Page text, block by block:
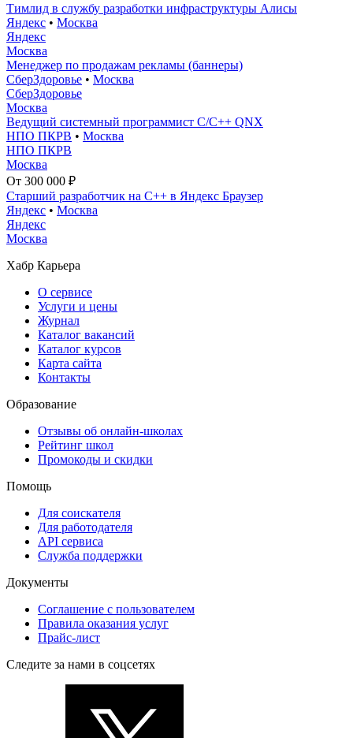
Тимлид в службу разработки инфраструктуры Алисы
Яндекс • Москва
Яндекс
Москва
Менеджер по продажам рекламы (баннеры)
СберЗдоровье • Москва
СберЗдоровье
Москва
Ведущий системный программист С/С++ QNX
НПО ПКРВ • Москва
НПО ПКРВ
Москва
От 300 000 ₽
Старший разработчик на С++ в Яндекс Браузер
Яндекс • Москва
Яндекс
Москва
Хабр Карьера
О сервисе
Услуги и цены
Журнал
Каталог вакансий
Каталог курсов
Карта сайта
Контакты
Образование
Отзывы об онлайн-школах
Рейтинг школ
Промокоды и скидки
Помощь
Для соискателя
Для работодателя
API сервиса
Служба поддержки
Документы
Соглашение с пользователем
Правила оказания услуг
Прайс-лист
Следите за нами в соцсетях